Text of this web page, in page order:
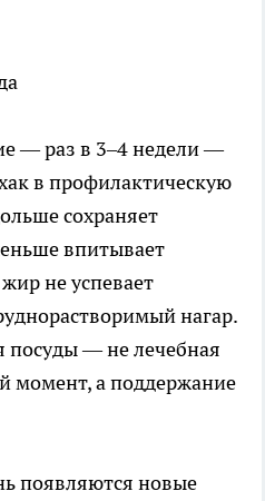
— раз в 3–4 недели —
в профилактическую
сохраняет
впитывает
не успевает
нагар.
посуды — не лечебная
момент, а поддержание
появляются новые